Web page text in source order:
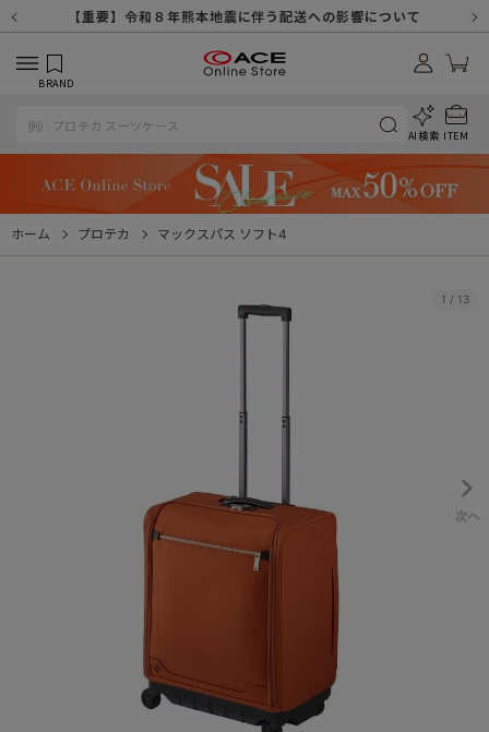
【重要】8/11（火・祝）休業及び配送スケジュールについて
【重要】令和８年熊本地震に伴う配送への影響について
【重要】納品書・領収書ペーパーレス化（電子化）のお知らせ
【重要】天候不良や交通状況・物量増等に伴う配送への影響について
【重要】悪質な詐欺サイトにご注意ください
【重要】各種メールが届かない場合に関しまして
【重要】お問い合わせのご対応に関しまして
【重要】SNSのなりすまし詐欺にご注意ください
BRAND
AI検索 ITEM
ホーム プロテカ マックスパス ソフト4
1 / 13